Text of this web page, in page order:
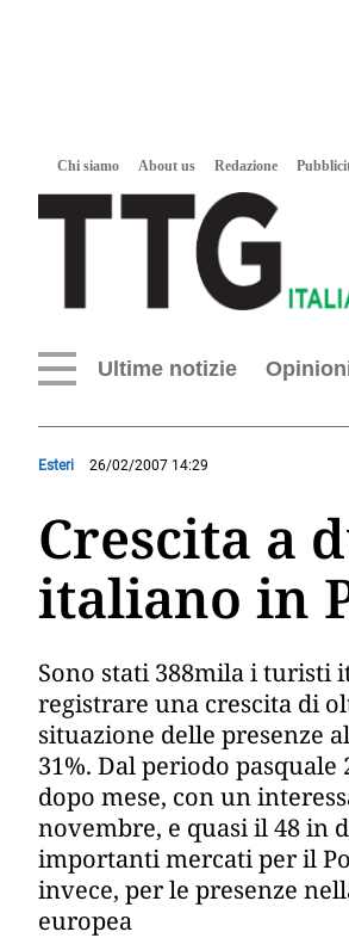
Chi siamo About us Redazione
Ultime notizie
Esteri 26/02/2007 14:29
Crescita a
italiano in
Sono stati 388mila i turisti
registrare una crescita di
situazione delle presenze
31%. Dal periodo
dopo mese, con un
novembre, e quasi il 48 in
importanti mercati per il
invece, per le presenze
europea